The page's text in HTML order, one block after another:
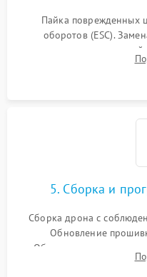
Пайка поврежденных
оборотов (ESC).
5. Сборка и
Сборка дрона с
Обновление
Обязательная
компаса, датчиков